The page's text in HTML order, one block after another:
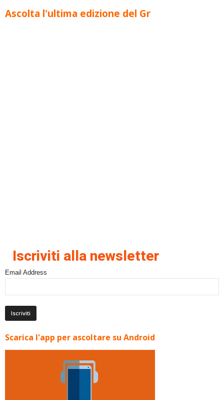
Ascolta l'ultima edizione del Gr
Iscriviti alla newsletter
Email Address
Scarica l'app per ascoltare su Android